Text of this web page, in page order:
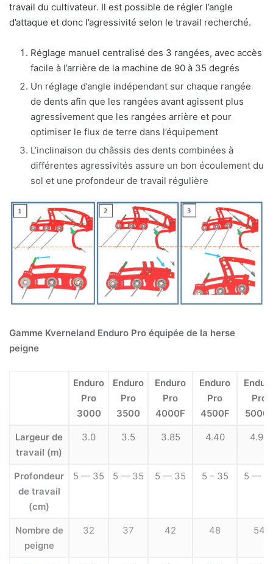
travail du cultivateur. Il est possible de régler l’angle
d’attaque et donc l’agressivité selon le travail recherché.
Réglage manuel centralisé des 3 rangées, avec accès
facile à l’arrière de la machine de 90 à 35 degrés
Un réglage d’angle indépendant sur chaque rangée
de dents afin que les rangées avant agissent plus
agressivement que les rangées arrière et pour
optimiser le flux de terre dans l’équipement
L’inclinaison du châssis des dents combinées à
différentes agressivités assure un bon écoulement du
sol et une profondeur de travail régulière
Gamme Kverneland Enduro Pro équipée de la herse
peigne
Enduro
Pro
3000
Enduro
Pro
3500
Enduro
Pro
4000F
Enduro
Pro
4500F
Pro
Largeur de
travail (m)
3.0 3.5 3.85 4.40 4.90
Profondeur
de travail
(cm)
5 — 35 5 — 35 5 — 35 5 – 35 5 —
Nombre de
peigne
32 37 42 48 54